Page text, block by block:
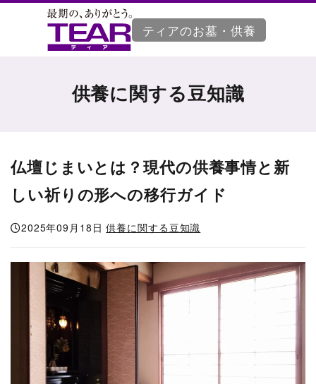
ティアのお墓・供養
供養に関する豆知識
仏壇じまいとは？現代の供養事情と新
しい祈りの形への移行ガイド
2025年09月18日 供養に関する豆知識